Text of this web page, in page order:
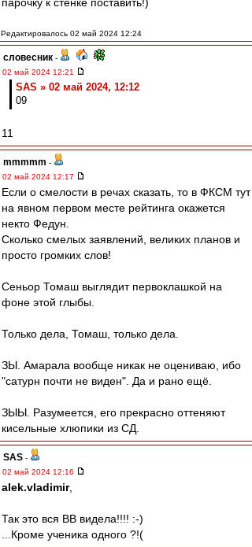
Редактировалось 02 май 2024 12:24
словесник -
02 май 2024 12:21
SAS » 02 май 2024, 12:12
09
11
mmmmm -
02 май 2024 12:17
Если о смелости в речах сказать, то в ФКСМ тут
на явном первом месте рейтинга окажется
некто Федун.
Сколько смелых заявлений, великих планов и
просто громких слов!
Сеньор Томаш выглядит первоклашкой на
фоне этой глыбы.
Только дела, Томаш, только дела.
ЗЫ. Амарала вообще никак не оцениваю, ибо
"сатурн почти не виден". Да и рано ещё.
ЗЫЫ. Разумеется, его прекрасно оттеняют
кисельные хлюпики из СД.
SAS -
02 май 2024 12:16
alek.vladimir,
Так это вся ВВ видела!!!! :-)
...Кроме ученика одного ?!(